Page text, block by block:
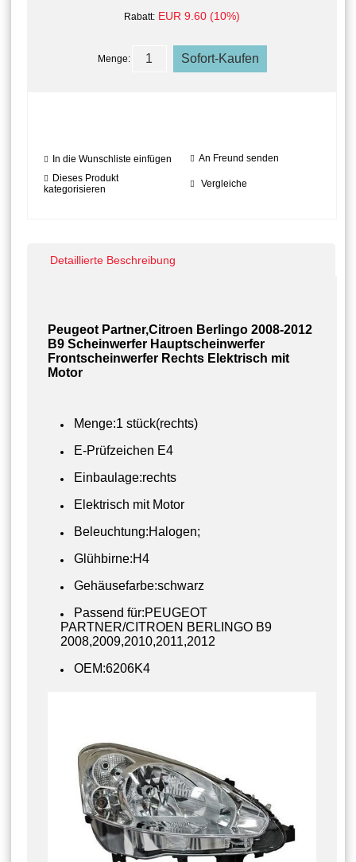
Rabatt: EUR 9.60 (10%)
Menge:
In die Wunschliste einfügen
An Freund senden
Dieses Produkt
kategorisieren
Vergleiche
Detaillierte Beschreibung
Peugeot Partner,Citroen Berlingo 2008-2012
B9 Scheinwerfer Hauptscheinwerfer
Frontscheinwerfer Rechts Elektrisch mit
Motor
Menge:1 stück(rechts)
E-Prüfzeichen E4
Einbaulage:rechts
Elektrisch mit Motor
Beleuchtung:Halogen;
Glühbirne:H4
Gehäusefarbe:schwarz
Passend für:PEUGEOT
PARTNER/CITROEN BERLINGO B9
2008,2009,2010,2011,2012
OEM:6206K4